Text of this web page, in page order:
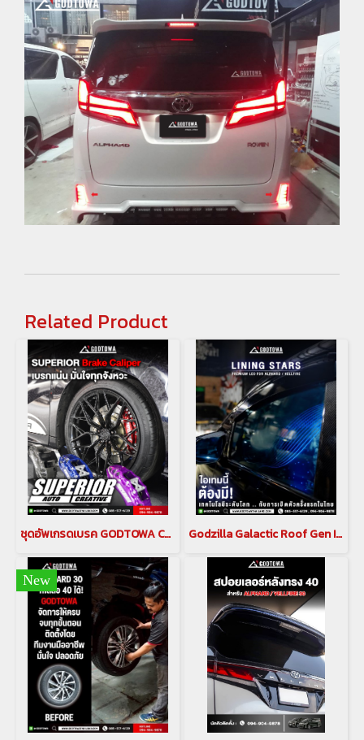
Related Product
ชุดอัพเกรดเบรค GODTOWA CALIPER BREAK คาลิปเปอร์เบรก ดิสเบรค GODTOWA สำหรับรถยนต์ ALPHARD / VELLFIRE 30 รุ่นปี 2015-2022(copy)(copy) Godzilla Galactic Roof Gen II หลังคาดาวสำหรับ อัลพาร์ด เวลไฟร์ ALPHARD/VELLFIRE 20 รุ่นปี 2008-2014 , ALPHARD/VELLFIRE 30 รุ่นปี 2015-2023(copy)(copy)
New